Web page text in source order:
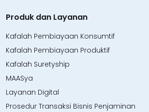
Produk dan Layanan
Kafalah Pembiayaan Konsumtif
Kafalah Pembiayaan Produktif
Kafalah Suretyship
MAASya
Layanan Digital
Prosedur Transaksi Bisnis Penjaminan